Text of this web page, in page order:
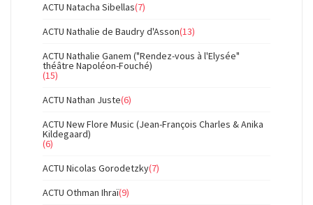
ACTU Natacha Sibellas(7)
ACTU Nathalie de Baudry d'Asson(13)
ACTU Nathalie Ganem ("Rendez-vous à l'Elysée"
théâtre Napoléon-Fouché)
(15)
ACTU Nathan Juste(6)
ACTU New Flore Music (Jean-François Charles & Anika
Kildegaard)
(6)
ACTU Nicolas Gorodetzky(7)
ACTU Othman Ihraï(9)